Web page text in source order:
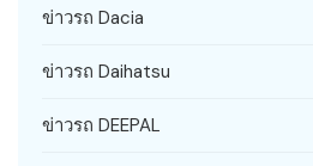
ข่าวรถ Dacia
ข่าวรถ Daihatsu
ข่าวรถ DEEPAL